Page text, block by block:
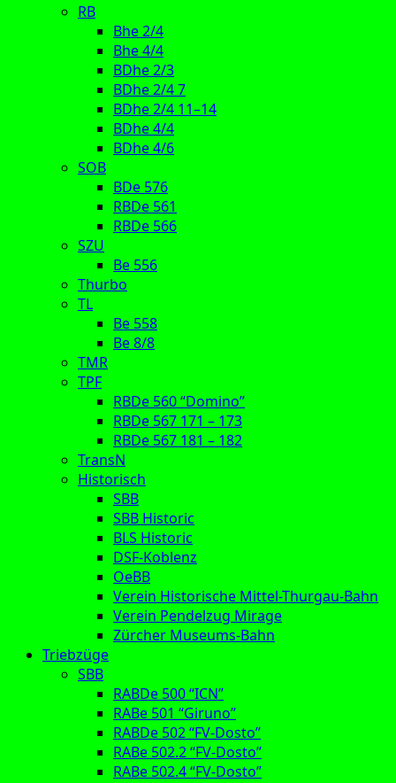
RB
Bhe 2/4
Bhe 4/4
BDhe 2/3
BDhe 2/4 7
BDhe 2/4 11–14
BDhe 4/4
BDhe 4/6
SOB
BDe 576
RBDe 561
RBDe 566
SZU
Be 556
Thurbo
TL
Be 558
Be 8/8
TMR
TPF
RBDe 560 “Domino”
RBDe 567 171 – 173
RBDe 567 181 – 182
TransN
Historisch
SBB
SBB Historic
BLS Historic
DSF-Koblenz
OeBB
Verein Historische Mittel-Thurgau-Bahn
Verein Pendelzug Mirage
Zürcher Museums-Bahn
Triebzüge
SBB
RABDe 500 “ICN”
RABe 501 “Giruno”
RABDe 502 “FV-Dosto”
RABe 502.2 “FV-Dosto”
RABe 502.4 “FV-Dosto”